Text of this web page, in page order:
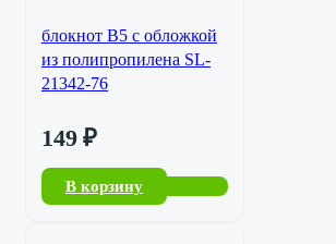
блокнот B5 с обложкой
из полипропилена SL-
21342-76
149 ₽
В корзину